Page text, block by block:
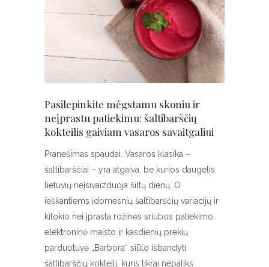
Pasilepinkite mėgstamu skoniu ir
neįprastu patiekimu: šaltibarščių
kokteilis gaiviam vasaros savaitgaliui
Pranešimas spaudai. Vasaros klasika –
šaltibarščiai – yra atgaiva, be kurios daugelis
lietuvių neįsivaizduoja šiltų dienų. O
ieškantiems įdomesnių šaltibarščių variacijų ir
kitokio nei įprasta rožinės sriubos patiekimo,
elektroninė maisto ir kasdienių prekių
parduotuvė „Barbora“ siūlo išbandyti
šaltibarščių kokteilį, kuris tikrai nepaliks